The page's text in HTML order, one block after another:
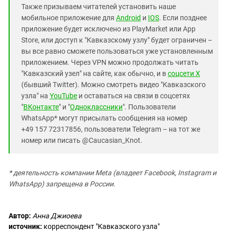
Также призываем читателей установить наше
мобильное приложение для Android и IOS. Если позднее
приложение будет исключено из PlayMarket или App
Store, или доступ к "Кавказскому узлу" будет ограничен –
вы все равно сможете пользоваться уже установленным
приложением. Через VPN можно продолжать читать
"Кавказский узел" на сайте, как обычно, и всоцсети X
(бывший Twitter). Можно смотреть видео "Кавказского
узла" на YouTube и оставаться на связи в соцсетях
"ВКонтакте" и "Одноклассники". Пользователи
WhatsApp* могут присылать сообщения на номер
+49 157 72317856, пользователи Telegram – на тот же
номер или писать @Caucasian_Knot.
* деятельность компании Meta (владеет Facebook, Instagram и
WhatsApp) запрещена в России.
Автор: Анна Джиоева
источник: корреспондент "Кавказского узла"